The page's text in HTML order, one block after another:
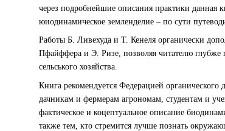
через подробнейшие описания практики данная
юиодинамическое земленделие – по сути
Работы Б. Ливехуда и Т. Кенеля органически
Пфайффера и Э. Ризе, позволяя читателю глубже
сельського хозяйства.
Книга рекомендуется Федерацией
дачникам и фермерам агрономам, студентам и
фактическое и коцептуальное описание
также тем, кто стремится лучше познать